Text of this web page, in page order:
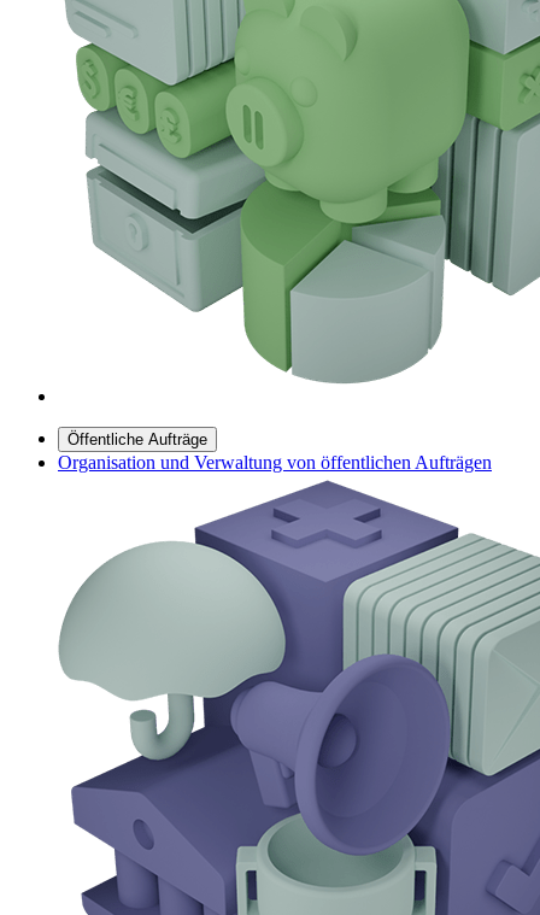
Öffentliche Aufträge
Organisation und Verwaltung von öffentlichen Aufträgen